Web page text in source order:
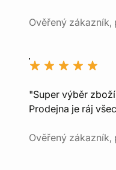
Ověřený zákazník,
"Super výběr
Prodejna je ráj
Ověřený zákazník,